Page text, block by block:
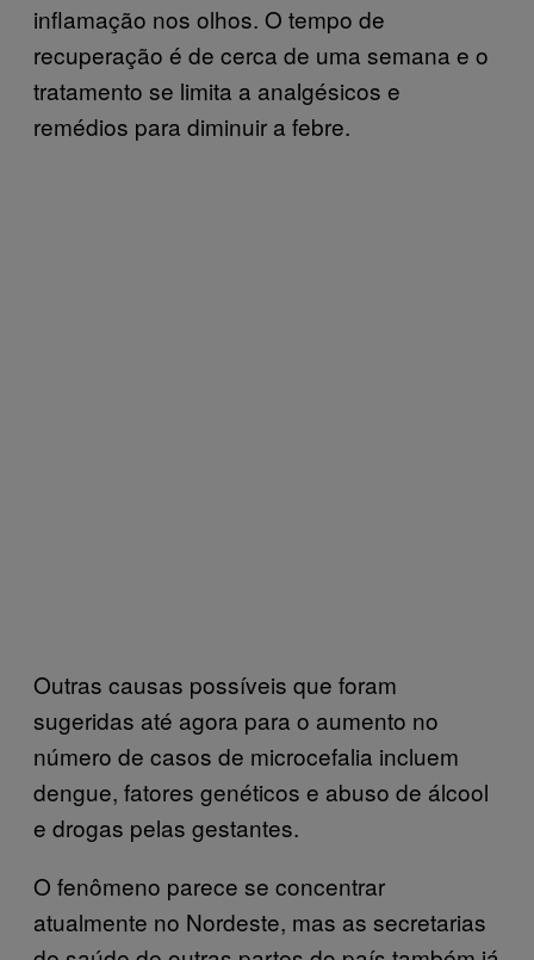
inflamação nos olhos. O tempo de
recuperação é de cerca de uma semana e o
tratamento se limita a analgésicos e
remédios para diminuir a febre.
Outras causas possíveis que foram
sugeridas até agora para o aumento no
número de casos de microcefalia incluem
dengue, fatores genéticos e abuso de álcool
e drogas pelas gestantes.
O fenômeno parece se concentrar
atualmente no Nordeste, mas as secretarias